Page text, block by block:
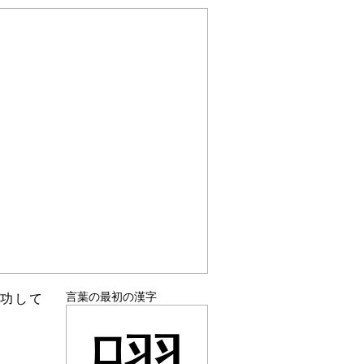
して 言葉の最初の漢字